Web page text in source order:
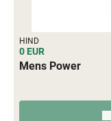
HIND
0 EUR
Mens Power